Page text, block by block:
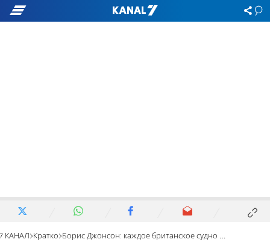
7 КАНАЛ Кратко Борис Джонсон: каждое британское судно могло ходить в международных водах